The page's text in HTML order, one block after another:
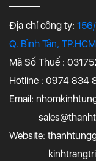
Địa chỉ công ty:
Q. Bình Tân, TP.HCM
Mã Số Thuế :
Hotline : 0974
Email:
Website: